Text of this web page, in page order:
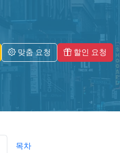
맞춤 요청 할인 요청
목차